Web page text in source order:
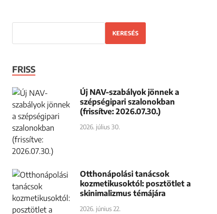
KERESÉS
FRISS
Új NAV-szabályok jönnek a
szépségipari szalonokban
(frissítve: 2026.07.30.)
2026. július 30.
Otthonápolási tanácsok
kozmetikusoktól: posztötlet a
skinimalizmus témájára
2026. június 22.